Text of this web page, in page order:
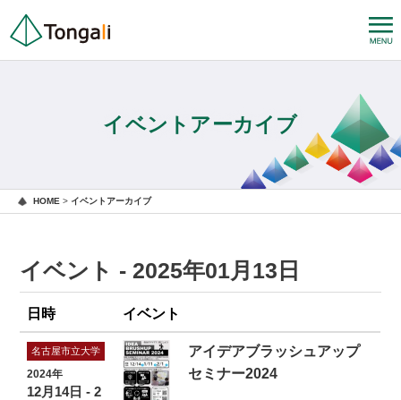
イベントアーカイブ
HOME > イベントアーカイブ
イベント - 2025年01月13日
日時 イベント
名古屋市立大学
2024年
12月14日 - 2
アイデアブラッシュアップ
セミナー2024